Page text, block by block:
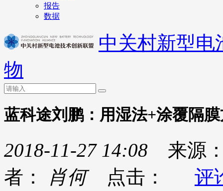
报告
数据
中关村新型电
物
蓝科途刘鹏：用湿法+涂覆隔
2018-11-27 14:08 来源
者：
肖何点击：
评